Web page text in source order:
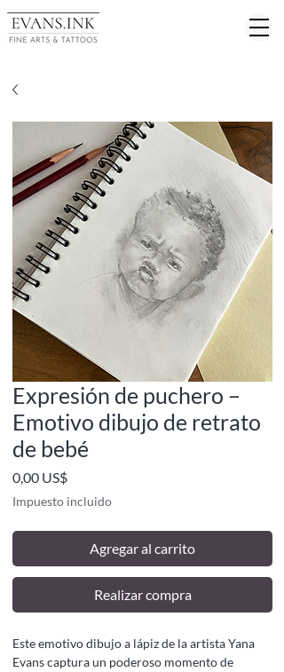
Expresión de puchero –
Emotivo dibujo de retrato
de bebé
0,00 US$Precio
Impuesto incluido
Agregar al carrito
Realizar compra
Este emotivo dibujo a lápiz de la artista Yana
Evans captura un poderoso momento de